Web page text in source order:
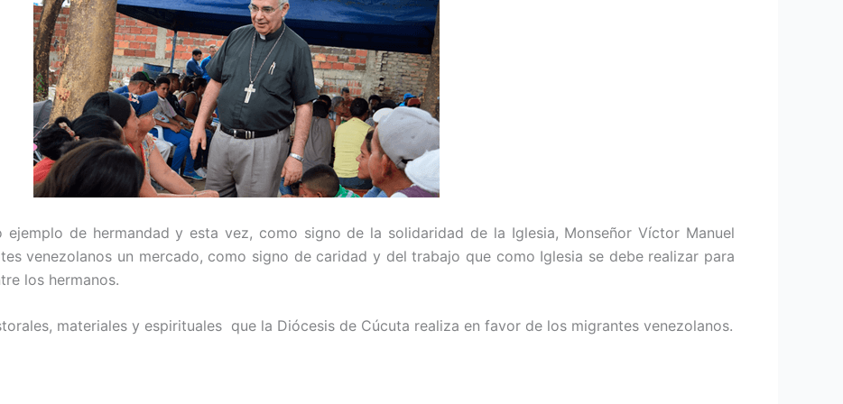
ejemplo de hermandad y esta vez, como signo de la solidaridad de la Iglesia, Monseñor Víctor Manuel
venezolanos un mercado, como signo de caridad y del trabajo que como Iglesia se debe realizar para
los hermanos.
materiales y espirituales que la Diócesis de Cúcuta realiza en favor de los migrantes venezolanos.